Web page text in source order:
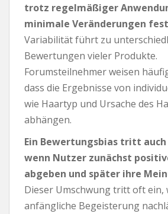
trotz regelmäßiger
minimale Veränderungen
Variabilität führt zu
Bewertungen vieler Produkte.
Forumsteilnehmer weisen
dass die Ergebnisse von
wie Haartyp und Ursache des
abhängen.
Ein Bewertungsbias tritt
wenn Nutzer zunächst
abgeben und später ihre
Dieser Umschwung tritt oft ein,
anfängliche Begeisterung